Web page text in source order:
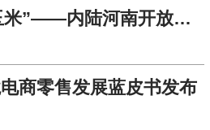
从“大玉米”到“金玉米”——内陆河南开放形象夺目而出
商零售发展蓝皮书发布